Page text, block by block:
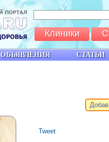
Tweet
ОБЪЯВЛЕНИЯ СТАТЬИ
Клиники